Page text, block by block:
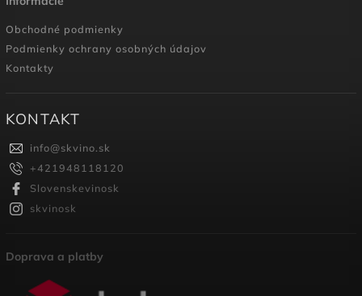
Obchodné podmienky
Podmienky ochrany osobných údajov
Kontakty
KONTAKT
info@skvino.sk
+421948118120
Slovenskevinosk
skvinosk
Doprava a platby